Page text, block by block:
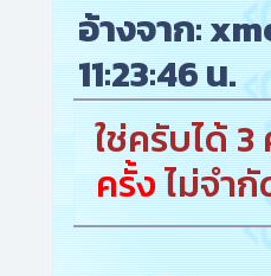
อ้างจาก:
11:23:46 น.
ใช่ครับได้
ครั้งไม่จำกั